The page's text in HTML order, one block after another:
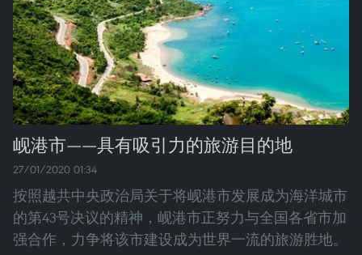
岘港市——具有吸引力的旅游目的地
27/01/2020 01:34
按照越共中央政治局关于将岘港市发展成为海洋城市
的第43号决议的精神，岘港市正努力与全国各省市加
强合作，力争将该市建设成为世界一流的旅游胜地。